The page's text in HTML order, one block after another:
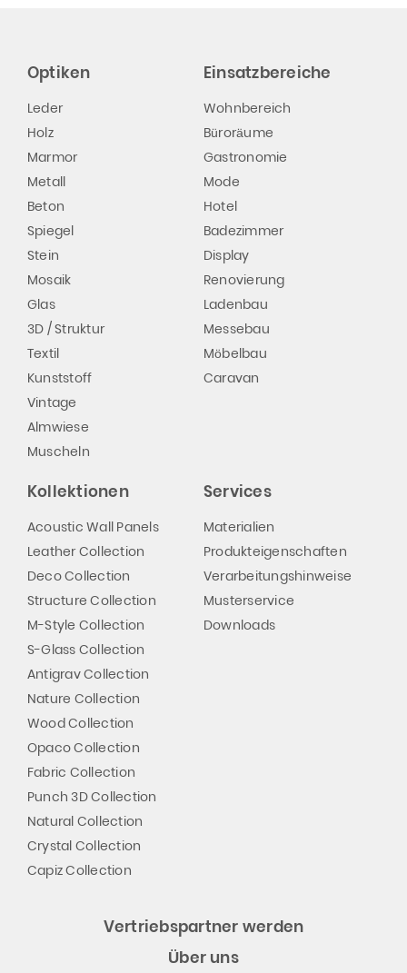
Optiken
Leder
Holz
Marmor
Metall
Beton
Spiegel
Stein
Mosaik
Glas
3D / Struktur
Textil
Kunststoff
Vintage
Almwiese
Muscheln
Einsatzbereiche
Wohnbereich
Büroräume
Gastronomie
Mode
Hotel
Badezimmer
Display
Renovierung
Ladenbau
Messebau
Möbelbau
Caravan
Kollektionen
Acoustic Wall Panels
Leather Collection
Deco Collection
Structure Collection
M-Style Collection
S-Glass Collection
Antigrav Collection
Nature Collection
Wood Collection
Opaco Collection
Fabric Collection
Punch 3D Collection
Natural Collection
Crystal Collection
Capiz Collection
Services
Materialien
Produkteigenschaften
Verarbeitungshinweise
Musterservice
Downloads
Vertriebspartner werden
Über uns